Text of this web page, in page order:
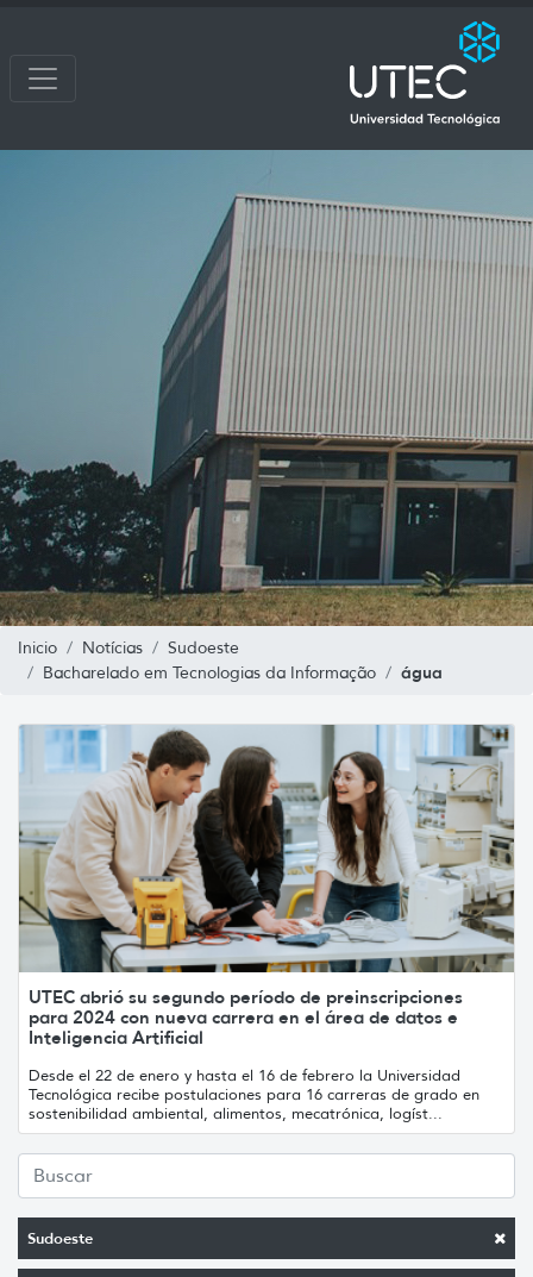
Inicio Notícias
Sudoeste
Bacharelado em Tecnologias da Informação
água
Sudoeste
UTEC abrió su segundo período de preinscripciones
para 2024 con nueva carrera en el área de datos e
Inteligencia Artificial
Desde el 22 de enero y hasta el 16 de febrero la Universidad
Tecnológica recibe postulaciones para 16 carreras de grado en
sostenibilidad ambiental, alimentos, mecatrónica, logíst...